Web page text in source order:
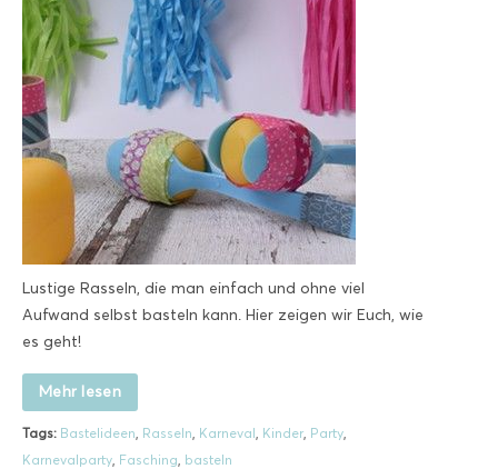
Lustige Rasseln, die man einfach und ohne viel
Aufwand selbst basteln kann. Hier zeigen wir Euch, wie
es geht!
Mehr lesen
Tags: Bastelideen, Rasseln, Karneval, Kinder, Party,
Karnevalparty, Fasching, basteln